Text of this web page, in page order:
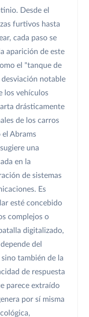
Desde el
furtivos hasta
cada paso se
aparición de este
el "tanque de
notable
los vehículos
drásticamente
de los carros
Abrams
una
en la
de sistemas
Es
esté concebido
complejos o
digitalizado,
del
también de la
de respuesta
parece extraído
por sí misma